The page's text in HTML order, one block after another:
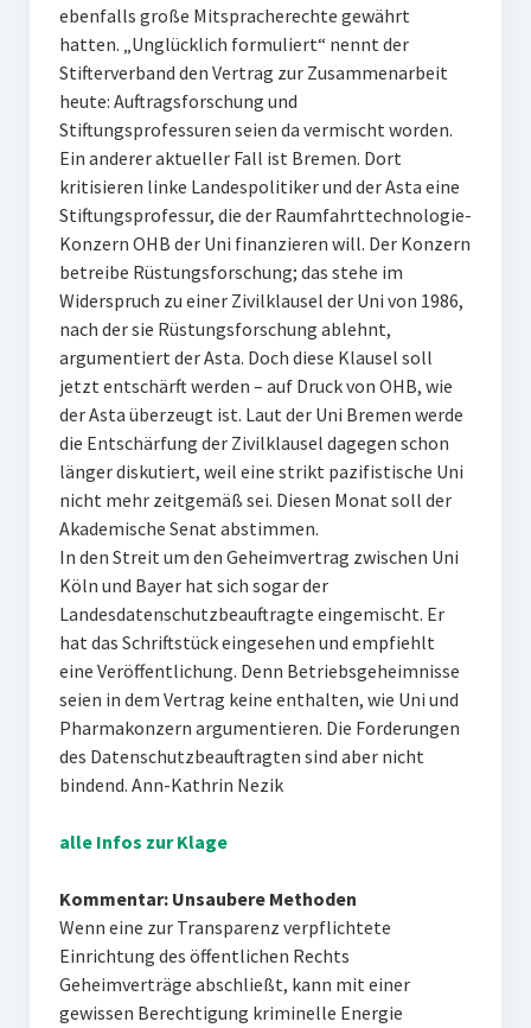
ebenfalls große Mitspracherechte gewährt
hatten. „Unglücklich formuliert“ nennt der
Stifterverband den Vertrag zur Zusammenarbeit
heute: Auftragsforschung und
Stiftungsprofessuren seien da vermischt worden.
Ein anderer aktueller Fall ist Bremen. Dort
kritisieren linke Landespolitiker und der Asta eine
Stiftungsprofessur, die der Raumfahrttechnologie-
Konzern OHB der Uni finanzieren will. Der Konzern
betreibe Rüstungsforschung; das stehe im
Widerspruch zu einer Zivilklausel der Uni von 1986,
nach der sie Rüstungsforschung ablehnt,
argumentiert der Asta. Doch diese Klausel soll
jetzt entschärft werden – auf Druck von OHB, wie
der Asta überzeugt ist. Laut der Uni Bremen werde
die Entschärfung der Zivilklausel dagegen schon
länger diskutiert, weil eine strikt pazifistische Uni
nicht mehr zeitgemäß sei. Diesen Monat soll der
Akademische Senat abstimmen.
In den Streit um den Geheimvertrag zwischen Uni
Köln und Bayer hat sich sogar der
Landesdatenschutzbeauftragte eingemischt. Er
hat das Schriftstück eingesehen und empfiehlt
eine Veröffentlichung. Denn Betriebsgeheimnisse
seien in dem Vertrag keine enthalten, wie Uni und
Pharmakonzern argumentieren. Die Forderungen
des Datenschutzbeauftragten sind aber nicht
bindend. Ann-Kathrin Nezik
alle Infos zur Klage
Kommentar: Unsaubere Methoden
Wenn eine zur Transparenz verpflichtete
Einrichtung des öffentlichen Rechts
Geheimverträge abschließt, kann mit einer
gewissen Berechtigung kriminelle Energie